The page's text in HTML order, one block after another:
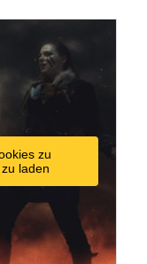
zu
laden